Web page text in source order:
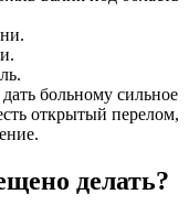
больному сильное
открытый перелом,
делать?